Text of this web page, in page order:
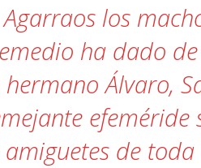
los
ha dado de
Álvaro,
efeméride
de